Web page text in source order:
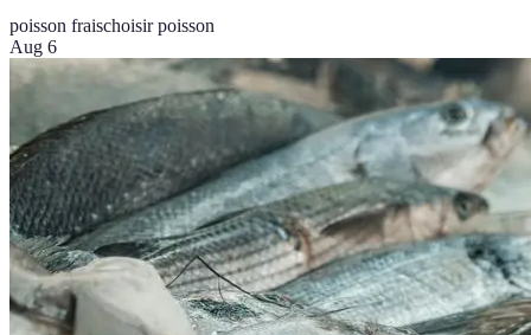
poisson fraischoisir poisson
Aug 6